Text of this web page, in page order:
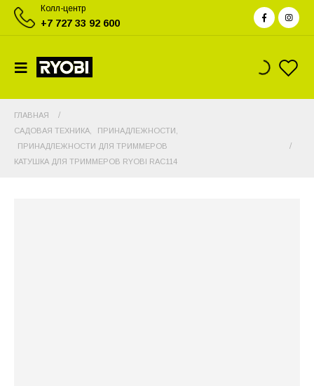
Колл-центр
+7 727 33 92 600
ГЛАВНАЯ
САДОВАЯ ТЕХНИКА
ПРИНАДЛЕЖНОСТИ
ПРИНАДЛЕЖНОСТИ ДЛЯ ТРИММЕРОВ
КАТУШКА ДЛЯ ТРИММЕРОВ RYOBI RAC114